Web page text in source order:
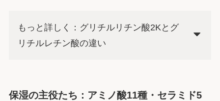
もっと詳しく：グリチルリチン酸2Kとグ
リチルレチン酸の違い
保湿の主役たち：アミノ酸11種・セラミド5